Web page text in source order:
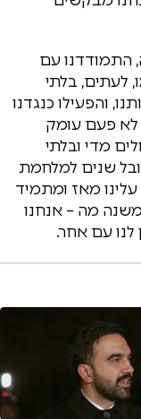
התמודדנו עם
לעתים, בלתי
והפעילו כנגדנו
לא פעם עומק
מדי ובלתי
שנים למלחמת
מאז ומתמיד
מה – אנחנו
לנו עם אחר.